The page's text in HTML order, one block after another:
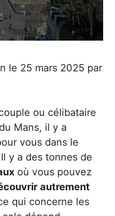
le 25 mars 2025 par
ou célibataire
Mans, il y a
vous dans le
y a des tonnes de
où vous pouvez
autrement
qui concerne les